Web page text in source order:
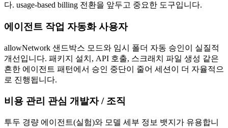
다. usage-based billing 전환을 앞두고 중요한 도구입니다.
에이전트 작업 자동화 사용자
allowNetwork 샌드박스 모드와 임시 폴더 자동 승인이 실질적
개선입니다. 패키지 설치, API 호출, 스크래치 파일 생성 같은
흔한 에이전트 패턴에서 승인 중단이 줄어 세션이 더 자율적으
로 진행됩니다.
비용 관리 관심 개발자 / 조직
투두 경량 에이전트(실험)와 모델 세부 정보 뱃지가 유용합니